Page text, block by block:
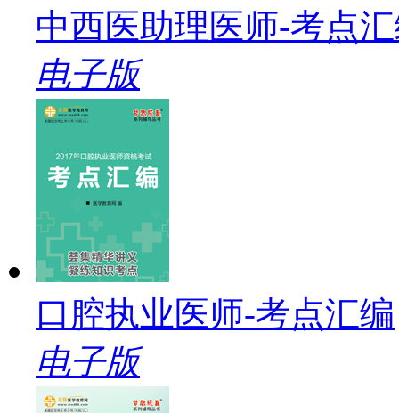
中西医助理医师-考点
电子版
口腔执业医师-考点汇编
电子版